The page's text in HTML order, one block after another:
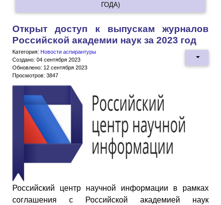
ГОДА)
Открыт доступ к выпускам журналов
Российской академии наук за 2023 год
Категория: Новости аспирантуры
Создано: 04 сентября 2023
Обновлено: 12 сентября 2023
Просмотров: 3847
Российский центр научной информации в рамках
соглашения с Российской академией наук